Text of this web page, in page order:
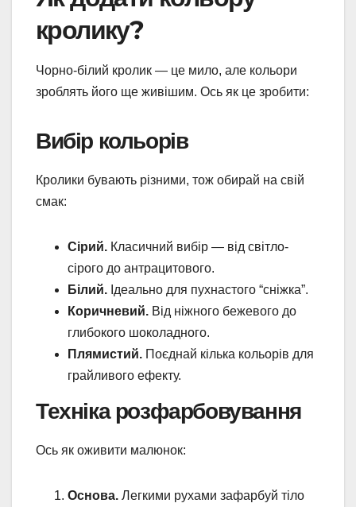
кролику?
Чорно-білий кролик — це мило, але кольори
зроблять його ще живішим. Ось як це зробити:
Вибір кольорів
Кролики бувають різними, тож обирай на свій
смак:
Сірий. Класичний вибір — від світло-
сірого до антрацитового.
Білий. Ідеально для пухнастого “сніжка”.
Коричневий. Від ніжного бежевого до
глибокого шоколадного.
Плямистий. Поєднай кілька кольорів для
грайливого ефекту.
Техніка розфарбовування
Ось як оживити малюнок:
Основа. Легкими рухами зафарбуй тіло